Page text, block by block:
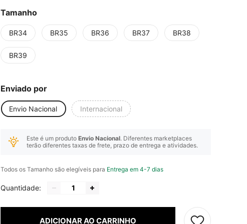
Tamanho
BR34 BR35 BR36 BR37 BR38
BR39
Enviado por
Envio Nacional Internacional
Este é um produto Envio Nacional. Diferentes marketplaces
terão diferentes taxas de frete, prazo de entrega e atividades.
Todos os Tamanho são elegíveis para Entrega em 4-7 dias
Quantidade:
ADICIONAR AO CARRINHO